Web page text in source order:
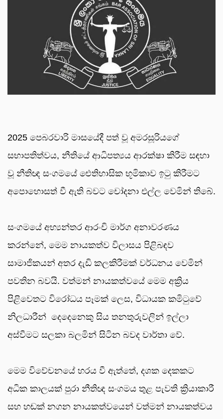
2025 පෙබරවාරි මාසයේදී පත් වූ අමරසූරියගේ
සභාපතිත්වය, නීතියේ ආධිපත්‍යය ආරක්ෂා කිරීම සඳහා
වූ නීතිඥ සංගමයේ ඓතිහාසික භූමිකාව ඉටු කිරීමට
අපොහොසත් වී ඇති බවට චෝදනා එල්ල වෙමින් තිබේ.
සංගමයේ අභ්‍යන්තර ආරංචි මාර්ග අනාවරණය
කරන්නේ, මෙම නායකත්ව විලාසය පිළිබඳව
සාමාජිකයන් අතර දැඩි කලකිරීමක් වර්ධනය වෙමින්
පවතින බවයි. වත්මන් නායකත්වයේ මෙම අක්‍රිය
පිළිවෙතට විරෝධය පෑමක් ලෙස, විධායක කමිටුවේ
නිලධාරීන් දෙදෙනෙකු සිය තනතුරුවලින් ඉල්ලා
අස්වීමට සලකා බලමින් සිටින බවද වාර්තා වේ.
මෙම විවේචනයේ හරය වී ඇත්තේ, දශක දෙකකට
අධික කාලයක් පුරා නීතිඥ සංගමය තුළ පැවති ක්‍රියාකාරී
සහ හඬක් නගන නායකත්වයෙන් වත්මන් නායකත්වය